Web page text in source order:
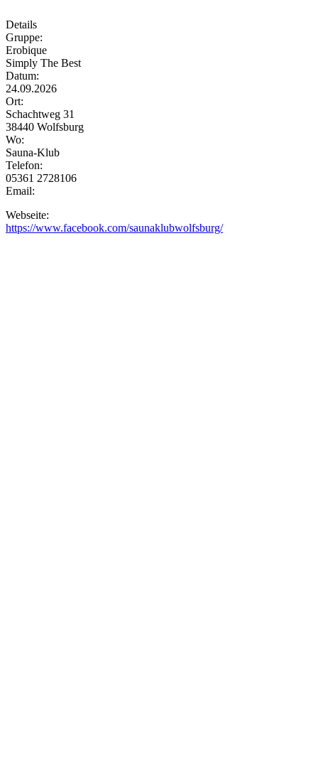
Details
Gruppe:
Erobique
Simply The Best
Datum:
24.09.2026
Ort:
Schachtweg 31
38440 Wolfsburg
Wo:
Sauna-Klub
Telefon:
05361 2728106
Email:
Webseite:
https://www.facebook.com/saunaklubwolfsburg/